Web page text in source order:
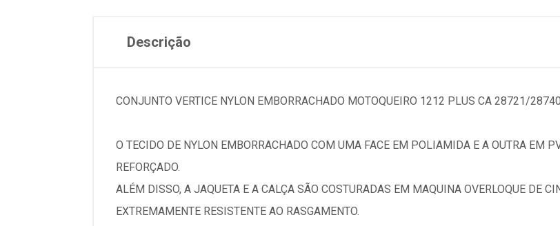
Descrição
CONJUNTO VERTICE NYLON EMBORRACHADO MOTOQUEIRO 1212 PLUS CA 28721/28740
O TECIDO DE NYLON EMBORRACHADO COM UMA FACE EM POLIAMIDA E A OUTRA EM
REFORÇADO.
ALÉM DISSO, A JAQUETA E A CALÇA SÃO COSTURADAS EM MAQUINA OVERLOQUE DE
EXTREMAMENTE RESISTENTE AO RASGAMENTO.